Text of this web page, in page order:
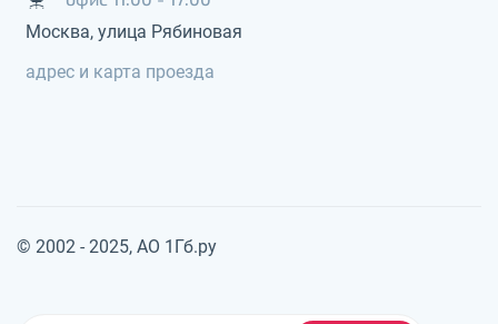
Москва, улица Рябиновая
адрес и карта проезда
© 2002 - 2025, АО 1Гб.ру